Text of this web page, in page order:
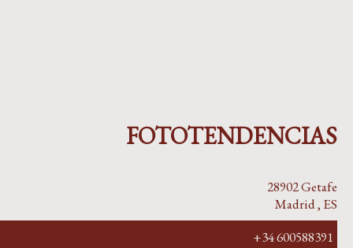
FOTOTENDENCIAS
28902Getafe
Madrid, ES
+34 600588391